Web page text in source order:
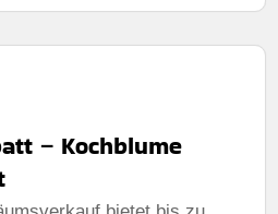
– Kochblume